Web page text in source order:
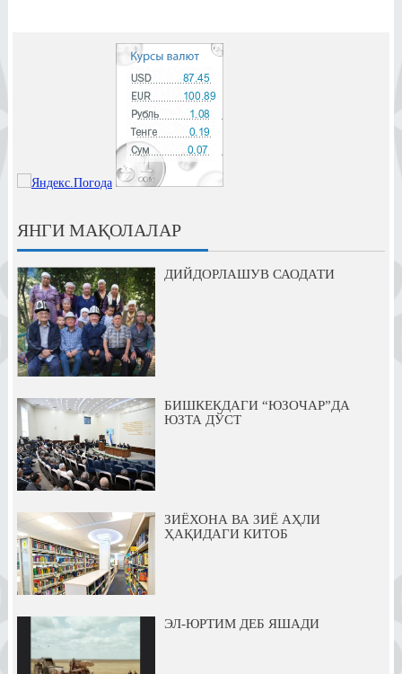
ЯНГИ МАҚОЛАЛАР
ДИЙДОРЛАШУВ САОДАТИ
БИШКЕКДАГИ “ЮЗОЧАР”ДА
ЮЗТА ДЎСТ
ЗИЁХОНА ВА ЗИЁ АҲЛИ
ҲАҚИДАГИ КИТОБ
ЭЛ-ЮРТИМ ДЕБ ЯШАДИ